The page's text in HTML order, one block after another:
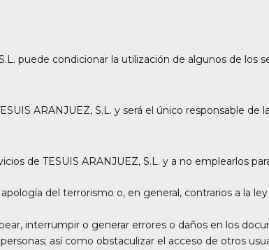
puede condicionar la utilización de algunos de los
ARANJUEZ, S.L. y será el único responsable de
de TESUIS ARANJUEZ, S.L. y a no emplearlos
del terrorismo o, en general, contrarios a la
interrumpir o generar errores o daños en los
así como obstaculizar el acceso de otros